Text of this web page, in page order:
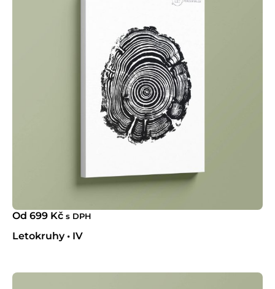
Od 699 Kč s DPH
Letokruhy • IV